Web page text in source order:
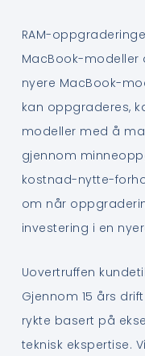
RAM-
MacBook-modeller
nyere MacBook-
kan oppgraderes,
modeller med å
gjennom
kostnad-nytte-
om når
investering i en
Uovertruffen
Gjennom 15 års
rykte basert på
teknisk ekspertise.